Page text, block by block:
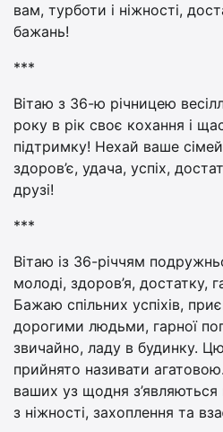
вам, турботи і ніжності,
бажань!
***
Вітаю з 36-ю річницею
року в рік своє кохання і
підтримку! Нехай ваше
здоров’є, удача, успіх,
друзі!
***
Вітаю із 36-річчям
молоді, здоров’я, достатку,
Бажаю спільних успіхів,
дорогими людьми, гарної
звичайно, ладу в будинку.
прийнято називати
ваших уз щодня з’являються
з ніжності, захоплення та